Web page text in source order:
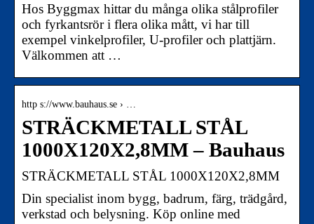
Hos Byggmax hittar du många olika stålprofiler
och fyrkantsrör i flera olika mått, vi har till
exempel vinkelprofiler, U-profiler och plattjärn.
Välkommen att …
http s://www.bauhaus.se › …
STRÄCKMETALL STÅL
1000X120X2,8MM – Bauhaus
STRÄCKMETALL STÅL 1000X120X2,8MM
Din specialist inom bygg, badrum, färg, trädgård,
verkstad och belysning. Köp online med